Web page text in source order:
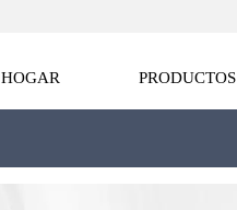
HOGAR PRODUCTOS